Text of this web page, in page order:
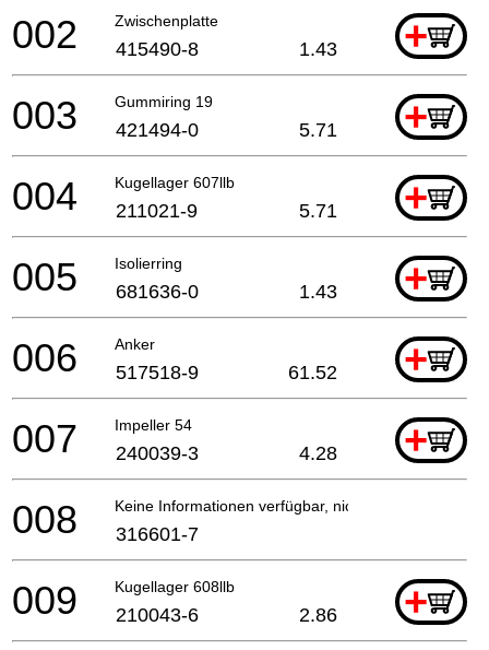
Zwischenplatte +
002 415490-8 1.43
Gummiring 19 +
003 421494-0 5.71
Kugellager 607llb +
004 211021-9 5.71
Isolierring +
005 681636-0 1.43
Anker +
006 517518-9 61.52
Impeller 54 +
007 240039-3 4.28
Keine Informationen verfügbar, nicht bestellbar
008 316601-7
Kugellager 608llb +
009 210043-6 2.86